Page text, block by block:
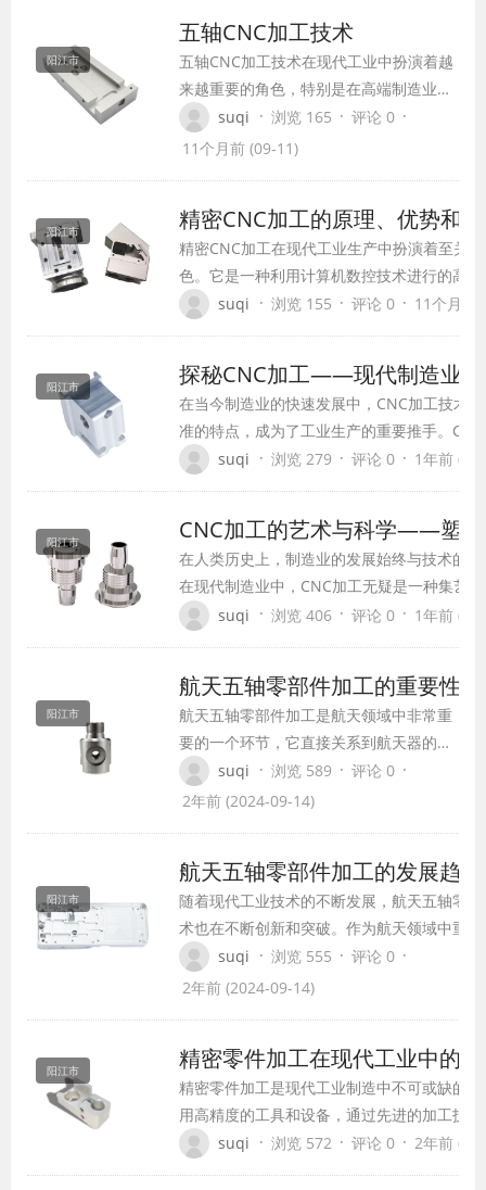
CNC加工的神秘面纱。
阳江市
五轴CNC加工技术
五轴CNC加工技术在现代工业中扮演着越
来越重要的角色，特别是在高端制造业
中，如军工、船舶、航空航天、汽车、新
能源等。它凭借其高度的灵活性和精度，
suqi · 浏览 165 · 评论 0 ·
11个月前 (09-11)
阳江市 精密CNC加工的原理、优势和
精密CNC加工在现代工业生产中扮演着至关
色。它是一种利用计算机数控技术进行的高
法，广泛应用于汽车、航空航天、医疗器械
suqi · 浏览 155 · 评论 0 · 11个月前
阳江市 探秘CNC加工——现代制造业的
在当今制造业的快速发展中，CNC加工技术
准的特点，成为了工业生产的重要推手。
数控，是现代制造业中的“魔术师”，通过精确
suqi · 浏览 279 · 评论 0 · 1年前
阳江市 CNC加工的艺术与科学——塑
在人类历史上，制造业的发展始终与技术的
在现代制造业中，CNC加工无疑是一种集艺
技术，它不仅改变了传统的生产方式，更在
suqi · 浏览 406 · 评论 0 · 1年前
阳江市
航天五轴零部件加工的重要性
航天五轴零部件加工是航天领域中非常重
要的一个环节，它直接关系到航天器的安
全性和性能。航天器是载人或无人进入太
空进行科学研究、资源开发、环境监测等
suqi · 浏览 589 · 评论 0 ·
2年前 (2024-09-14)
阳江市
航天五轴零部件加工的发展趋
随着现代工业技术的不断发展，航天五轴零
术也在不断创新和突破。作为航天领域中重
节，五轴加工在航天器制造中扮演着重要的
来，航天五轴零部件加工将呈现出哪些发展
suqi · 浏览 555 · 评论 0 ·
2年前 (2024-09-14)
阳江市 精密零件加工在现代工业中的
精密零件加工是现代工业制造中不可或缺的
用高精度的工具和设备，通过先进的加工技
度准确性、可重复性和一致性的部件。这些
suqi · 浏览 572 · 评论 0 · 2年前